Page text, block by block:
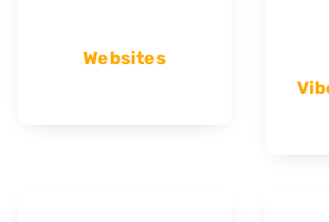
Websites